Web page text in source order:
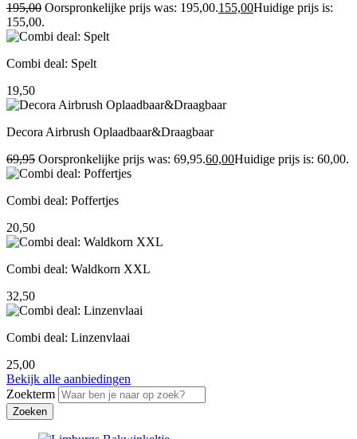
195,00 Oorspronkelijke prijs was: 195,00.155,00Huidige prijs is:
155,00.
Combi deal: Spelt
19,50
Decora Airbrush Oplaadbaar&Draagbaar
69,95 Oorspronkelijke prijs was: 69,95.60,00Huidige prijs is: 60,00.
Combi deal: Poffertjes
20,50
Combi deal: Waldkorn XXL
32,50
Combi deal: Linzenvlaai
25,00
Bekijk alle aanbiedingen
Zoekterm